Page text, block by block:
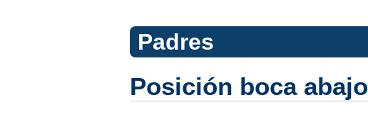
Padres
Posición boca abajo